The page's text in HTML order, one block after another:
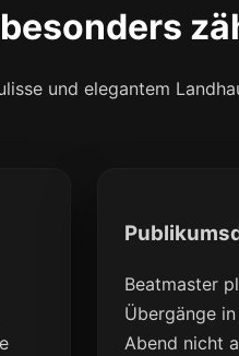
und elegantem
Beatmaster
Übergänge
Abend nicht